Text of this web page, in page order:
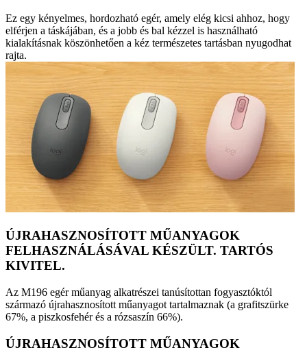
Ez egy kényelmes, hordozható egér, amely elég kicsi ahhoz, hogy
elférjen a táskájában, és a jobb és bal kézzel is használható
kialakításnak köszönhetően a kéz természetes tartásban nyugodhat
rajta.
ÚJRAHASZNOSÍTOTT MŰANYAGOK
FELHASZNÁLÁSÁVAL KÉSZÜLT. TARTÓS
KIVITEL.
Az M196 egér műanyag alkatrészei tanúsítottan fogyasztóktól
származó újrahasznosított műanyagot tartalmaznak (a grafitszürke
67%, a piszkosfehér és a rózsaszín 66%).
ÚJRAHASZNOSÍTOTT MŰANYAGOK